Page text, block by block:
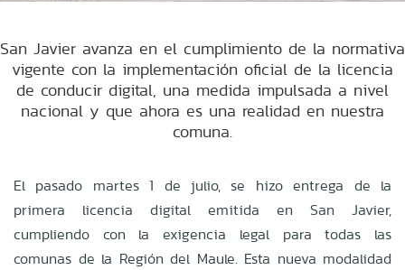
San Javier avanza en el cumplimiento de la normativa
vigente con la implementación oficial de la licencia
de conducir digital, una medida impulsada a nivel
nacional y que ahora es una realidad en nuestra
comuna.
El pasado martes 1 de julio, se hizo entrega de la
primera licencia digital emitida en San Javier,
cumpliendo con la exigencia legal para todas las
comunas de la Región del Maule. Esta nueva modalidad